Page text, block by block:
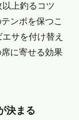
上釣るコツ
ンポを保つこ
サを付け替え
に寄せる効果
決まる